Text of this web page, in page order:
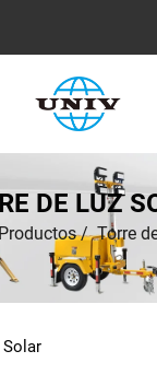
DE LUZ
Productos/Torre
Solar